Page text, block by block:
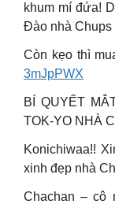
khum mí đứa!
Đào nhà Chups
Còn kẹo thì
3mJpPWX
BÍ QUYẾT
TOK-YO NHÀ
Konichiwaa!!
xinh đẹp nhà
Chachan – cô